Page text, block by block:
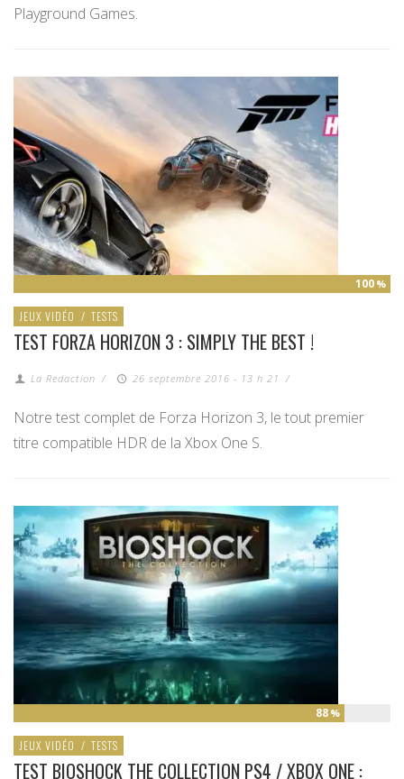
Playground Games.
100 %
JEUX VIDÉO / TESTS
TEST FORZA HORIZON 3 : SIMPLY THE BEST !
La Redaction / 26 septembre 2016 - 13 h 21 /
Notre test complet de Forza Horizon 3, le tout premier
titre compatible HDR de la Xbox One S.
88 %
JEUX VIDÉO / TESTS
TEST BIOSHOCK THE COLLECTION PS4 / XBOX ONE :